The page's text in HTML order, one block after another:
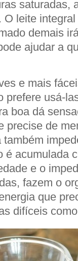
saturadas,
leite
demais
ajudar a
e mais
prefere usá-
boa dá
precise de
é acumulada
e o
fazem o
que
difíceis